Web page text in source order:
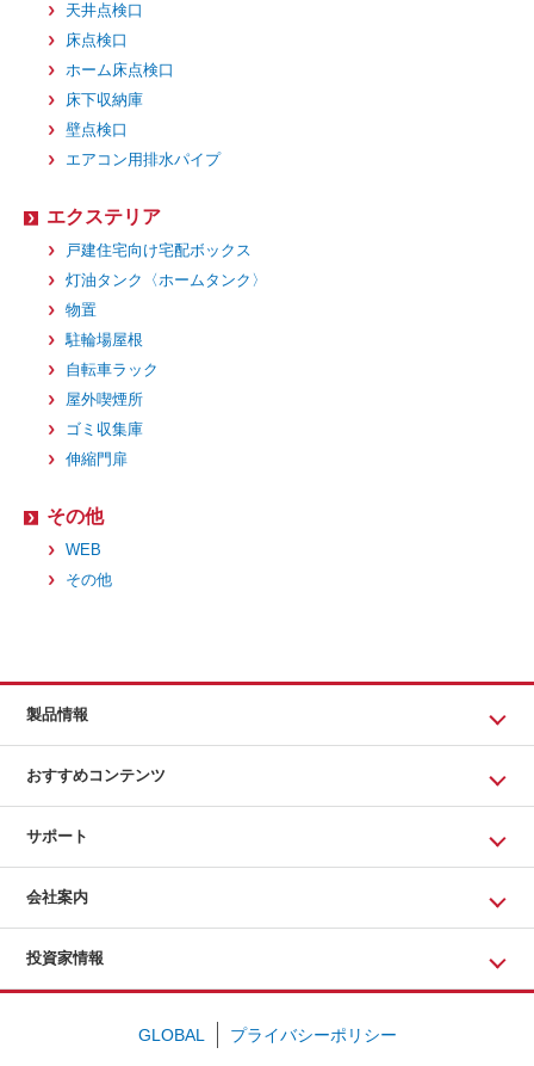
天井点検口
床点検口
ホーム床点検口
床下収納庫
壁点検口
エアコン用排水パイプ
エクステリア
戸建住宅向け宅配ボックス
灯油タンク〈ホームタンク〉
物置
駐輪場屋根
自転車ラック
屋外喫煙所
ゴミ収集庫
伸縮門扉
その他
WEB
その他
製品情報
おすすめコンテンツ
サポート
会社案内
投資家情報
GLOBAL プライバシーポリシー